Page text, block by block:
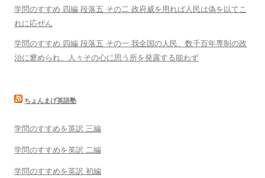
学問のすすめ 四編 段落五 その二 政府威を用れば人民は偽を以てこ
れに応ぜん
学問のすすめ 四編 段落五 その一 我全国の人民、数千百年専制の政
治に窘められ、人々その心に思う所を発露する能わず
ちょんまげ英語塾
学問のすすめを英訳 三編
学問のすすめを英訳 二編
学問のすすめを英訳 初編